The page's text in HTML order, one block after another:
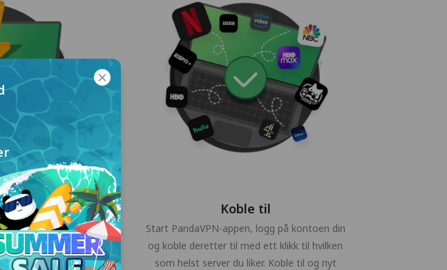
for å laste ned
installere det på
din.
Koble til
Start PandaVPN-appen, logg på kontoen din
og koble deretter til med ett klikk til hvilken
som helst server du liker. Koble til og nyt